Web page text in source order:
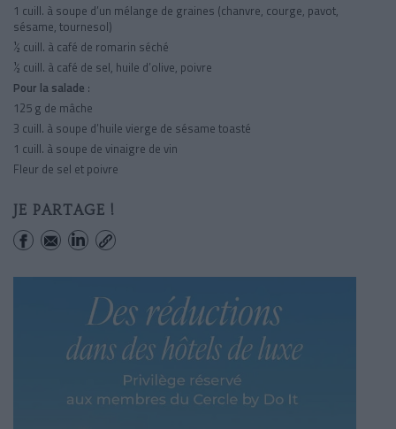
1 cuill. à soupe d’un mélange de graines (chanvre, courge, pavot,
sésame, tournesol)
½ cuill. à café de romarin séché
½ cuill. à café de sel, huile d’olive, poivre
Pour la salade :
125 g de mâche
3 cuill. à soupe d’huile vierge de sésame toasté
1 cuill. à soupe de vinaigre de vin
Fleur de sel et poivre
JE PARTAGE !